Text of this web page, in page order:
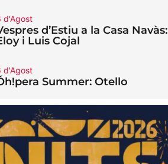
d'Agost
d’Estiu a la Casa Navàs:
i Luis Cojal
d'Agost
Summer: Otello